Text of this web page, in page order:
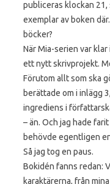
publiceras klockan
exemplar av boken
böcker?
När Mia-serien var
ett nytt skrivprojekt.
Förutom allt som ska
berättade om i inlägg
ingrediens i
– än. Och jag hade
behövde egentligen
Så jag tog en paus.
Bokidén fanns redan:
karaktärerna, från